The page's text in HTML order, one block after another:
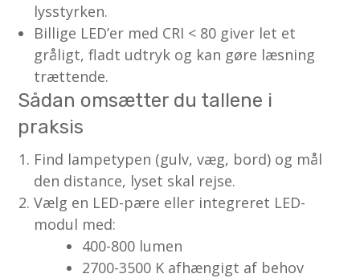
lysstyrken.
Billige LED’er med CRI < 80 giver let et
gråligt, fladt udtryk og kan gøre læsning
trættende.
Sådan omsætter du tallene i
praksis
Find lampetypen (gulv, væg, bord) og mål
den distance, lyset skal rejse.
Vælg en LED-pære eller integreret LED-
modul med:
400-800 lumen
2700-3500 K afhængigt af behov